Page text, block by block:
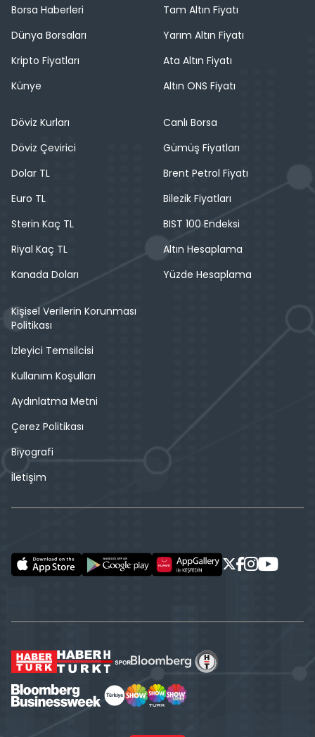
Borsa Haberleri
Dünya Borsaları
Kripto Fiyatları
Künye
Tam Altın Fiyatı
Yarım Altın Fiyatı
Ata Altın Fiyatı
Altın ONS Fiyatı
Döviz Kurları
Döviz Çevirici
Dolar TL
Euro TL
Sterin Kaç TL
Riyal Kaç TL
Kanada Doları
Canlı Borsa
Gümüş Fiyatları
Brent Petrol Fiyatı
Bilezik Fiyatları
BIST 100 Endeksi
Altın Hesaplama
Yüzde Hesaplama
Kişisel Verilerin Korunması
Politikası
İzleyici Temsilcisi
Kullanım Koşulları
Aydınlatma Metni
Çerez Politikası
Biyografi
İletişim